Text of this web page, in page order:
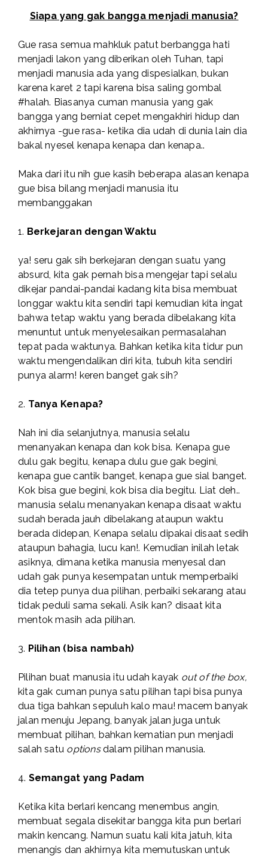
Siapa yang gak bangga menjadi manusia?
Gue rasa semua mahkluk patut berbangga hati
menjadi lakon yang diberikan oleh Tuhan, tapi
menjadi manusia ada yang dispesialkan, bukan
karena karet 2 tapi karena bisa saling gombal
#halah. Biasanya cuman manusia yang gak
bangga yang berniat cepet mengakhiri hidup dan
akhirnya -gue rasa- ketika dia udah di dunia lain dia
bakal nyesel kenapa kenapa dan kenapa..
Maka dari itu nih gue kasih beberapa alasan kenapa
gue bisa bilang menjadi manusia itu
membanggakan
1. Berkejaran dengan Waktu
ya! seru gak sih berkejaran dengan suatu yang
absurd, kita gak pernah bisa mengejar tapi selalu
dikejar pandai-pandai kadang kita bisa membuat
longgar waktu kita sendiri tapi kemudian kita ingat
bahwa tetap waktu yang berada dibelakang kita
menuntut untuk menyelesaikan permasalahan
tepat pada waktunya. Bahkan ketika kita tidur pun
waktu mengendalikan diri kita, tubuh kita sendiri
punya alarm! keren banget gak sih?
2. Tanya Kenapa?
Nah ini dia selanjutnya, manusia selalu
menanyakan kenapa dan kok bisa. Kenapa gue
dulu gak begitu, kenapa dulu gue gak begini,
kenapa gue cantik banget, kenapa gue sial banget.
Kok bisa gue begini, kok bisa dia begitu. Liat deh..
manusia selalu menanyakan kenapa disaat waktu
sudah berada jauh dibelakang ataupun waktu
berada didepan, Kenapa selalu dipakai disaat sedih
ataupun bahagia, lucu kan!. Kemudian inilah letak
asiknya, dimana ketika manusia menyesal dan
udah gak punya kesempatan untuk memperbaiki
dia tetep punya dua pilihan, perbaiki sekarang atau
tidak peduli sama sekali. Asik kan? disaat kita
mentok masih ada pilihan.
3. Pilihan (bisa nambah)
Pilihan buat manusia itu udah kayak out of the box,
kita gak cuman punya satu pilihan tapi bisa punya
dua tiga bahkan sepuluh kalo mau! macem banyak
jalan menuju Jepang, banyak jalan juga untuk
membuat pilihan, bahkan kematian pun menjadi
salah satu optionsdalam pilihan manusia.
4. Semangat yang Padam
Ketika kita berlari kencang menembus angin,
membuat segala disekitar bangga kita pun berlari
makin kencang. Namun suatu kali kita jatuh, kita
menangis dan akhirnya kita memutuskan untuk